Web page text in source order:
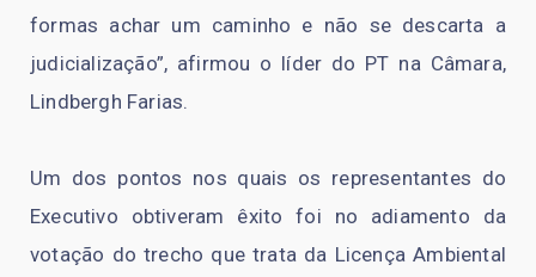
formas achar um caminho e não se descarta a
judicialização”, afirmou o líder do PT na Câmara,
Lindbergh Farias.
Um dos pontos nos quais os representantes do
Executivo obtiveram êxito foi no adiamento da
votação do trecho que trata da Licença Ambiental